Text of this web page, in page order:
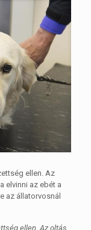
ellen. Az
elvinni az ebét a
az állatorvosnál
ellen. Az oltás